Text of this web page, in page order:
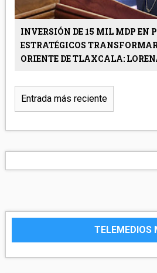
INVERSIÓN DE 15 MIL MDP EN
ESTRATÉGICOS
ORIENTE DE TLAXCALA:
Entrada más reciente
TELEMEDIOS